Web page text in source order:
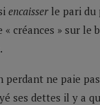
encaisser le pari du
créances » sur le
perdant ne paie
ses dettes il y a